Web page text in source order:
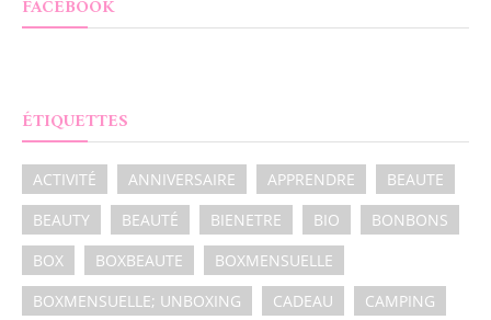
FACEBOOK
ÉTIQUETTES
ACTIVITÉ ANNIVERSAIRE APPRENDRE
BEAUTE
BEAUTY
BEAUTÉ BIENETRE BIO
BONBONS
BOX
BOXBEAUTE
BOXMENSUELLE
BOXMENSUELLE; UNBOXING
CADEAU
CAMPING